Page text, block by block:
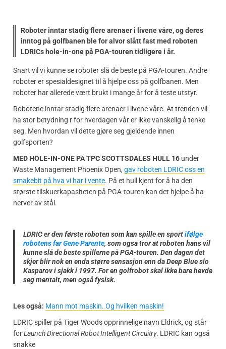
Roboter inntar stadig flere arenaer i livene våre, og deres
inntog på golfbanen ble for alvor slått fast med roboten
LDRICs hole-in-one på PGA-touren tidligere i år.
Snart vil vi kunne se roboter slå de beste på PGA-touren. Andre
roboter er spesialdesignet til å hjelpe oss på golfbanen. Men
roboter har allerede vært brukt i mange år for å teste utstyr.
Robotene inntar stadig flere arenaer i livene våre. At trenden vil
ha stor betydning r for hverdagen vår er ikke vanskelig å tenke
seg. Men hvordan vil dette gjøre seg gjeldende innen
golfsporten?
MED HOLE-IN-ONE PÅ TPC SCOTTSDALES HULL 16 under
Waste Management Phoenix Open, gav roboten LDRIC oss en
smakebit på hva vi har i vente. På et hull kjent for å ha den
største tilskuerkapasiteten på PGA-touren kan det hjelpe å ha
nerver av stål.
LDRIC er den første roboten som kan spille en sportifølge
robotens far Gene Parente, som også tror at roboten hans vil
kunne slå de beste spillerne på PGA-touren. Den dagen det
skjer blir nok en enda større sensasjon enn da Deep Blue slo
Kasparov i sjakk i 1997. For en golfrobot skal ikke bare hevde
seg mentalt, men også fysisk.
Les også: Mann mot maskin. Og hvilken maskin!
LDRIC spiller på Tiger Woods opprinnelige navn Eldrick, og står
forLaunch Directional Robot Intelligent Circuitry. LDRIC kan også
snakke